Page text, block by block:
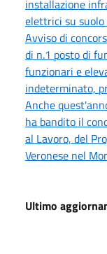
installazione
elettrici su suolo
Avviso di
di n.1 posto di
funzionari e
indeterminato,
Anche
ha bandito il
al Lavoro, del
Veronese nel
Ultimo